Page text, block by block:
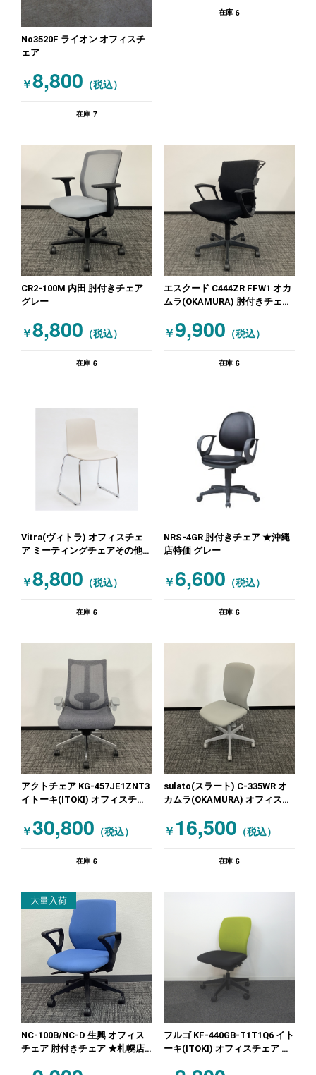
No3520F ライオン オフィスチ
ェア
￥8,800 （税込）
在庫 7
在庫 6
CR2-100M 内田 肘付きチェア
グレー
￥8,800 （税込）
在庫 6
エスクード C444ZR FFW1 オカ
ムラ(OKAMURA) 肘付きチェア
￥9,900 （税込）
在庫 6
Vitra(ヴィトラ) オフィスチェ
ア ミーティングチェアその他
￥8,800 （税込）
在庫 6
NRS-4GR 肘付きチェア ★沖縄
店特価 グレー
￥6,600 （税込）
在庫 6
アクトチェア KG-457JE1ZNT3
イトーキ(ITOKI) オフィスチェ
￥30,800 （税込）
在庫 6
sulato(スラート) C-335WR オ
カムラ(OKAMURA) オフィスチ
ーグレー
￥ 16,500 （税込）
在庫 6
大量入荷
NC-100B/NC-D 生興 オフィス
チェア 肘付きチェア ★札幌店
フルゴ KF-440GB-T1T1Q6 イト
ーキ(ITOKI) オフィスチェア 肘